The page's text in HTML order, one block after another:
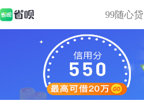
99随心贷